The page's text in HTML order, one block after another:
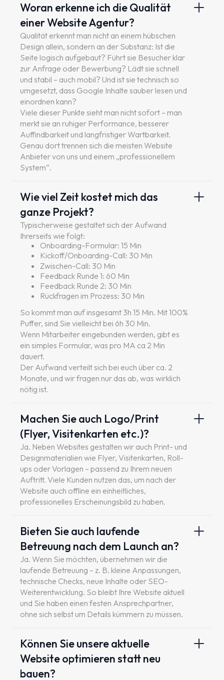
Woran erkenne ich die Qualität
einer Website Agentur?
Qualität erkennt man nicht an einem hübschen
Design allein, sondern an der Substanz: Ist die
Seite logisch aufgebaut? Führt sie Besucher klar
zur Anfrage oder Bewerbung? Lädt sie schnell
und stabil – auch mobil? Und ist sie technisch so
umgesetzt, dass Google Inhalte sauber lesen und
einordnen kann?
Viele dieser Punkte sieht man nicht sofort – man
merkt sie an ruhiger Performance, besserer
Auffindbarkeit und langfristiger Wartbarkeit.
Genau dort trennen sich die meisten Website
Anbieter von uns und einem „professionellem
System“.
Wie viel Zeit kostet mich das
ganze Projekt?
Typischerweise gestaltet sich der Aufwand
Ihrerseits wie folgt:
Onboarding-Formular: 15 Min
Kickoff/Onboarding-Call: 30 Min
Zwischen-Call: 30 Min
Feedback Runde 1: 60 Min
Feedback Runde 2: 30 Min
Rückfragen im Prozess: 30 Min
So kommt man auf insgesamt 3h 15 Min. Mit 100%
Puffer, sind Sie vielleicht bei 6h 30 Min.
Wenn Mitarbeiter eingebunden werden, gibt es
ein simples Formular, was pro MA ca 2 Min
dauert.
Der Aufwand verteilt sich bei euch über ca. 2
Monate, und wir fragen nur das ab, was wirklich
nötig ist.
Machen Sie auch Logo/Print
(Flyer, Visitenkarten etc.)?
Ja. Neben Websites gestalten wir auch Print- und
Designmaterialien wie Flyer, Visitenkarten, Roll-
ups oder Vorlagen – passend zu Ihrem neuen
Auftritt. Viele Kunden nutzen das, um nach der
Website auch offline ein einheitliches,
professionelles Erscheinungsbild zu haben.
Bieten Sie auch laufende
Betreuung nach dem Launch an?
Ja. Wenn Sie möchten, übernehmen wir die
laufende Betreuung – z. B. kleine Anpassungen,
technische Checks, neue Inhalte oder SEO-
Weiterentwicklung. So bleibt Ihre Website aktuell
und Sie haben einen festen Ansprechpartner,
ohne sich selbst um Details kümmern zu müssen.
Können Sie unsere aktuelle
Website optimieren statt neu
bauen?